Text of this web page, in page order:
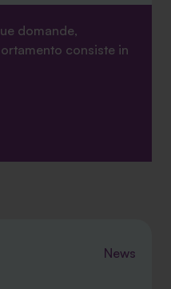
domande,
consiste in
News